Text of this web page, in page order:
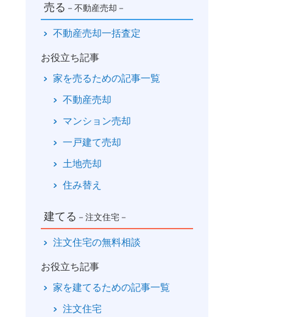
売る －不動産売却－
不動産売却一括査定
お役立ち記事
家を売るための記事一覧
不動産売却
マンション売却
一戸建て売却
土地売却
住み替え
建てる －注文住宅－
注文住宅の無料相談
お役立ち記事
家を建てるための記事一覧
注文住宅